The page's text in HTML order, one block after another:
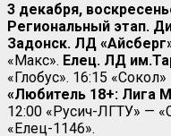
3 декабря,
Региональный этап.
Задонск. ЛД
«Макс». Елец. ЛД
«Глобус». 16:15
«Любитель 18+: Лига
12:00 «Русич-ЛГТУ» —
«Елец-1146».